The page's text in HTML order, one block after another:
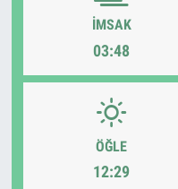
İMSAK
03:48
ÖĞLE
12:29